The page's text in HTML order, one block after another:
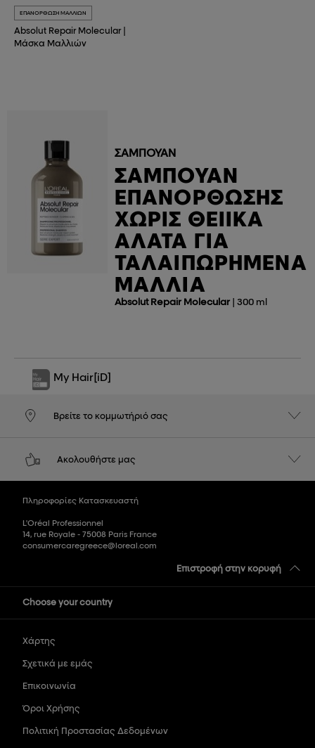
ΕΠΑΝΌΡΘΩΣΗ ΜΑΛΛΙΏΝ
Absolut Repair Molecular|
Μάσκα Μαλλιών
ΣΑΜΠΟΥΆΝ
ΣΑΜΠΟΥΆΝ
ΕΠΑΝΌΡΘΩΣΗΣ
ΧΩΡΊΣ ΘΕΙΙΚΆ
ΆΛΑΤΑ ΓΙΑ
ΤΑΛΑΙΠΩΡΗΜΈΝΑ
ΜΑΛΛΙΆ
Absolut Repair Molecular| 300 ml
My Hair[iD]
Βρείτε το κομμωτήριό σας
Ακολουθήστε μας
Πληροφορίες Κατασκευαστή
L'Oréal Professionnel
14, rue Royale - 75008 Paris France
consumercaregreece@loreal.com
Επιστροφή στην κορυφή
Choose your country
Χάρτης
Σχετικά με εμάς
Επικοινωνία
Όροι Χρήσης
Πολιτική Προστασίας Δεδομένων